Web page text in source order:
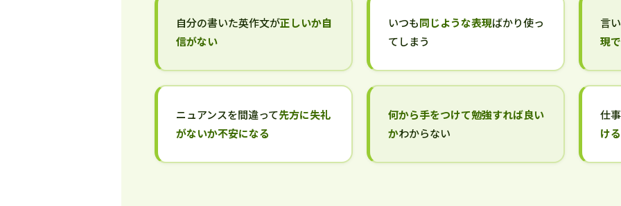
自分の書いた英作文が正しいか自
信がない
いつも同じような表現ばかり使っ
てしまう
言
現
ニュアンスを間違って先方に失礼
がないか不安になる
何から手をつけて勉強すれば良い
かわからない
仕
け